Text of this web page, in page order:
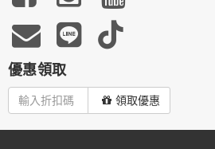
優惠領取
領取優惠